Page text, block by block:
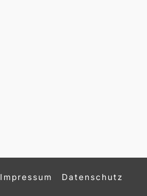
Impressum Datenschutz